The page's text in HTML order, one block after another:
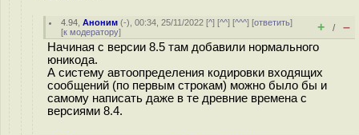
4.94 ,Аноним (-), 00:34, 25/11/2022 [^] [^^] [^^^] [ответить]
[к модератору] + / –
Начиная с версии 8.5 там добавили нормального
юникода.
А систему автоопределения кодировки входящих
сообщений (по первым строкам) можно было бы и
самому написать даже в те древние времена с
версиями 8.4.